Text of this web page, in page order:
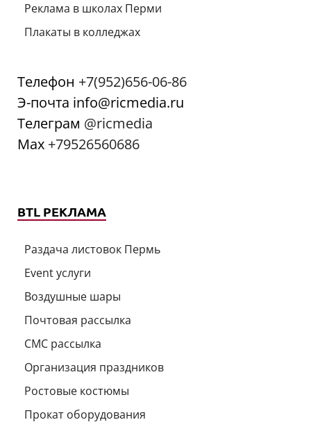
Реклама в школах Перми
Плакаты в колледжах
Телефон +7(952)656-06-86
Э-почта info@ricmedia.ru
Телеграм @ricmedia
Мах +79526560686
BTL РЕКЛАМА
Раздача листовок Пермь
Event услуги
Воздушные шары
Почтовая рассылка
СМС рассылка
Организация праздников
Ростовые костюмы
Прокат оборудования